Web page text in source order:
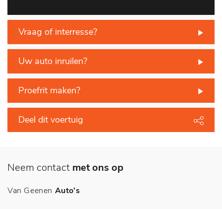
Vraag of interresse?
Uw auto inruilen?
Proefrit maken?
Deel dit voertuig
Neem contact met ons op
Van Geenen Auto’s